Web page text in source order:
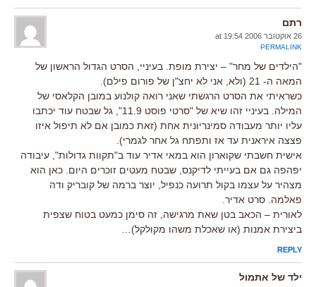
רתם
26 אוקטובר 2006 at 19:54
PERMALINK
"הילדים של מחר" – יצירת מופת. בעיניי, הסרט הגדול הראשון של
המאה ה- 21 (ולא, אני לא יחצ"ן של פורום פילם).
כשראיתי את הסרט הרגשתי שאני רואה קולנוע במובן הקלאסי של
המילה. בעיניי זהו שיא של "סרטי פוסט 11.9", גל שבטח עוד יכתבו
עליו יותר מעבודה סמינריונית אחת (זאת כמובן אם לא תיפול איזו
פצצה איראנית עד אז ותפתח גל אחר לגמרי).
אישית חשבתי שקוארון הוא במאי אדיר עוד ב"תקוות גדולות", עיבודה
יפהפה גם אם בעייתי לדיקנס, שבטח מעטים זוכרים היום. כאן הוא
מצהיר על עצמו בקול תרועה כנפיל, יוצר ברמה של קובריק ודה
פאלמה. סרט אדיר.
לאורית – הכאב בטן שאת מרגישה, זה סימן כמעט בטוח שצפית
ביצירת אמנות (או שאכלת משהו מקולקל)…
REPLY
ילד של אתמול